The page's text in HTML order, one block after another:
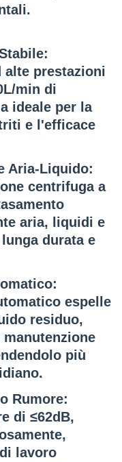
:
alte prestazioni
min di
ideale per la
e l'efficace
Aria-Liquido:
centrifuga a
aria, liquidi e
durata e
:
espelle
residuo,
più
Rumore:
di ≤62dB,
lavoro